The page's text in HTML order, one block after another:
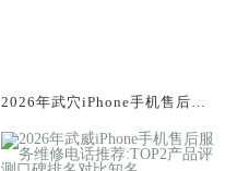
2026年武穴iPhone手机售后服
口碑排名对比知名